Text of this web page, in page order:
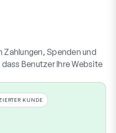
Spenden und
Benutzer Ihre Website
KUNDE